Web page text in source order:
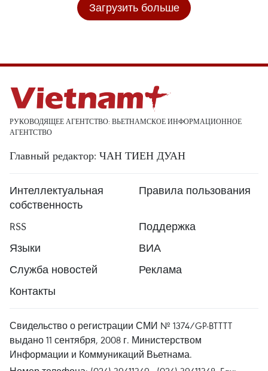
Загрузить больше
РУКОВОДЯЩЕЕ АГЕНТСТВО: ВЬЕТНАМСКОЕ ИНФОРМАЦИОННОЕ
АГЕНТСТВО
Главный редактор: ЧАН ТИЕН ДУАН
Интеллектуальная
собственность
Правила пользования
RSS
Поддержка
Языки
ВИА
Служба новостей
Реклама
Контакты
Свидельство о регистрации СМИ № 1374/GP-BTTTT
выдано 11 сентября, 2008 г. Министерством
Информации и Коммуникаций Вьетнама.